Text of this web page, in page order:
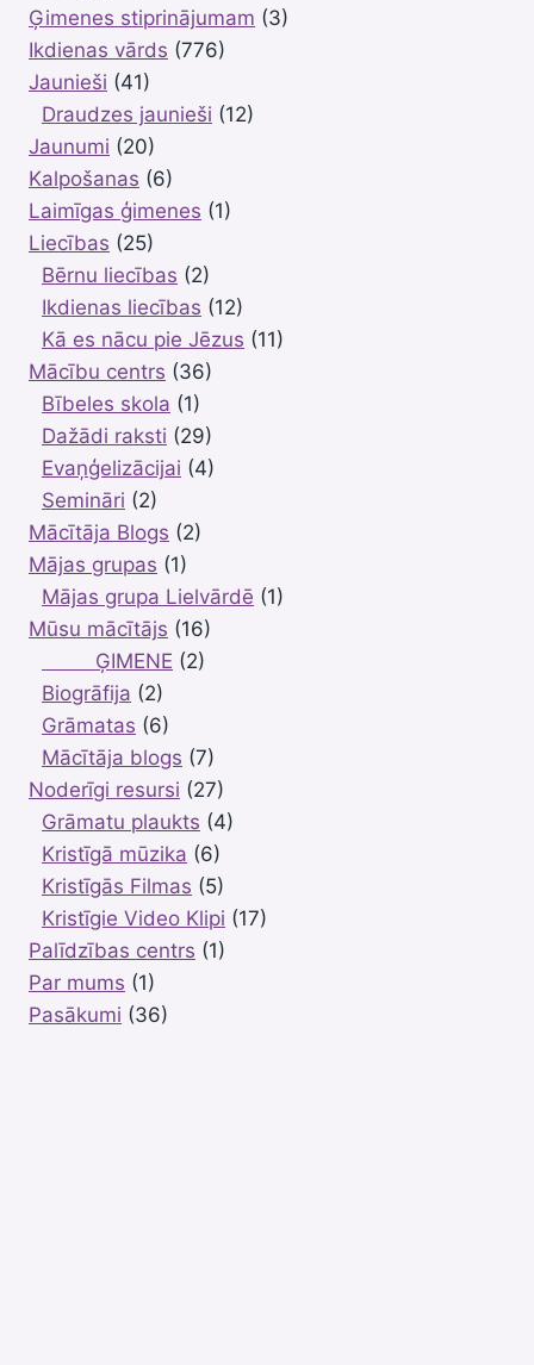
Ģimenes stiprinājumam (3)
Ikdienas vārds (776)
Jaunieši (41)
Draudzes jaunieši (12)
Jaunumi (20)
Kalpošanas (6)
Laimīgas ģimenes (1)
Liecības (25)
Bērnu liecības (2)
Ikdienas liecības (12)
Kā es nācu pie Jēzus (11)
Mācību centrs (36)
Bībeles skola (1)
Dažādi raksti (29)
Evaņģelizācijai (4)
Semināri (2)
Mācītāja Blogs (2)
Mājas grupas (1)
Mājas grupa Lielvārdē (1)
Mūsu mācītājs (16)
ĢIMENE (2)
Biogrāfija (2)
Grāmatas (6)
Mācītāja blogs (7)
Noderīgi resursi (27)
Grāmatu plaukts (4)
Kristīgā mūzika (6)
Kristīgās Filmas (5)
Kristīgie Video Klipi (17)
Palīdzības centrs (1)
Par mums (1)
Pasākumi (36)